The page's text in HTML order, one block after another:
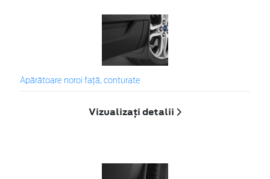
Apărătoare noroi față, conturate
Vizualizați detalii